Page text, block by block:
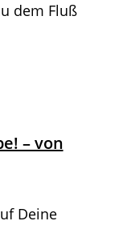
dem Fluß
– von
Deine